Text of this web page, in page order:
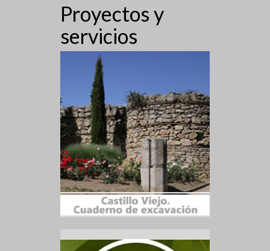
Proyectos y
servicios